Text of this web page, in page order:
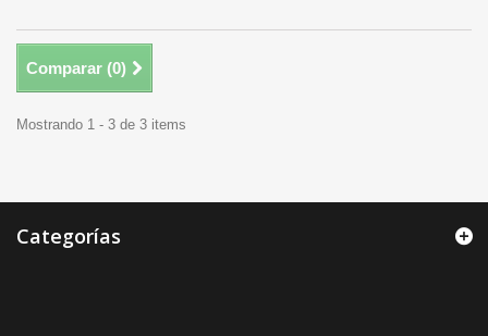
Comparar (0)
Mostrando 1 - 3 de 3 items
Categorías